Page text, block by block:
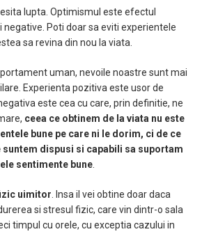
lupta. Optimismul este efectul
Poti doar sa eviti experientele
sa revina din nou la viata.
uman, nevoile noastre sunt mai
Experienta pozitiva este usor de
este cea cu care, prin definitie, ne
ceea ce obtinem de la viata nu este
bune pe care ni le dorim, ci de ce
dispusi si capabili sa suportam
sentimente bune
uimitor . Insa il vei obtine doar daca
si stresul fizic, care vin dintr-o sala
timpul cu orele, cu exceptia cazului in